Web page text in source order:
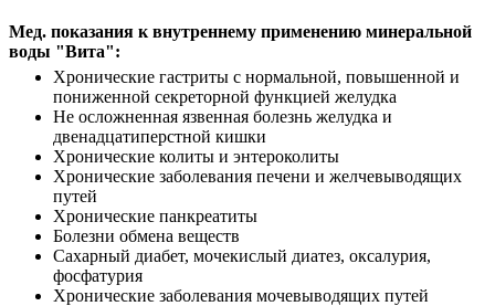
Мед. показания к внутреннему применению минеральной
воды "Вита":
Хронические гастриты с нормальной, повышенной и
пониженной секреторной функцией желудка
Не осложненная язвенная болезнь желудка и
двенадцатиперстной кишки
Хронические колиты и энтероколиты
Хронические заболевания печени и желчевыводящих
путей
Хронические панкреатиты
Болезни обмена веществ
Сахарный диабет, мочекислый диатез, оксалурия,
фосфатурия
Хронические заболевания мочевыводящих путей